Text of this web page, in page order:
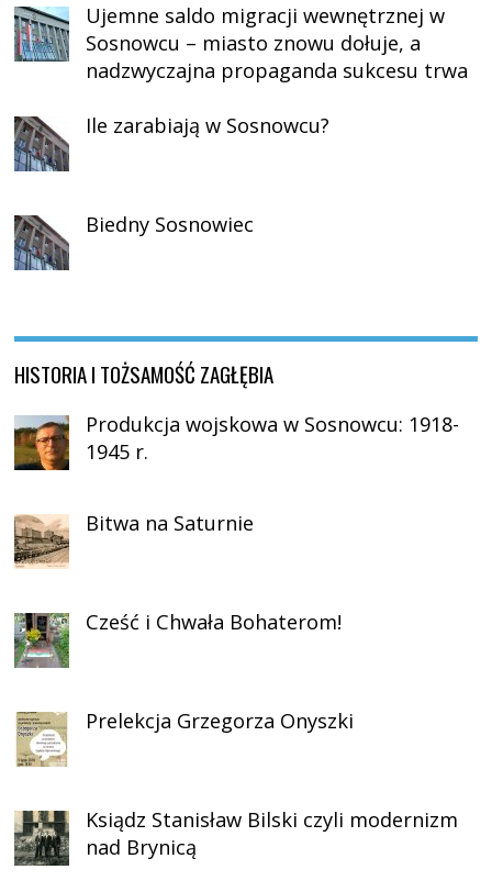
Ujemne saldo migracji wewnętrznej w
Sosnowcu – miasto znowu dołuje, a
nadzwyczajna propaganda sukcesu trwa
Ile zarabiają w Sosnowcu?
Biedny Sosnowiec
HISTORIA I TOŻSAMOŚĆ ZAGŁĘBIA
Produkcja wojskowa w Sosnowcu: 1918-
1945 r.
Bitwa na Saturnie
Cześć i Chwała Bohaterom!
Prelekcja Grzegorza Onyszki
Ksiądz Stanisław Bilski czyli modernizm
nad Brynicą